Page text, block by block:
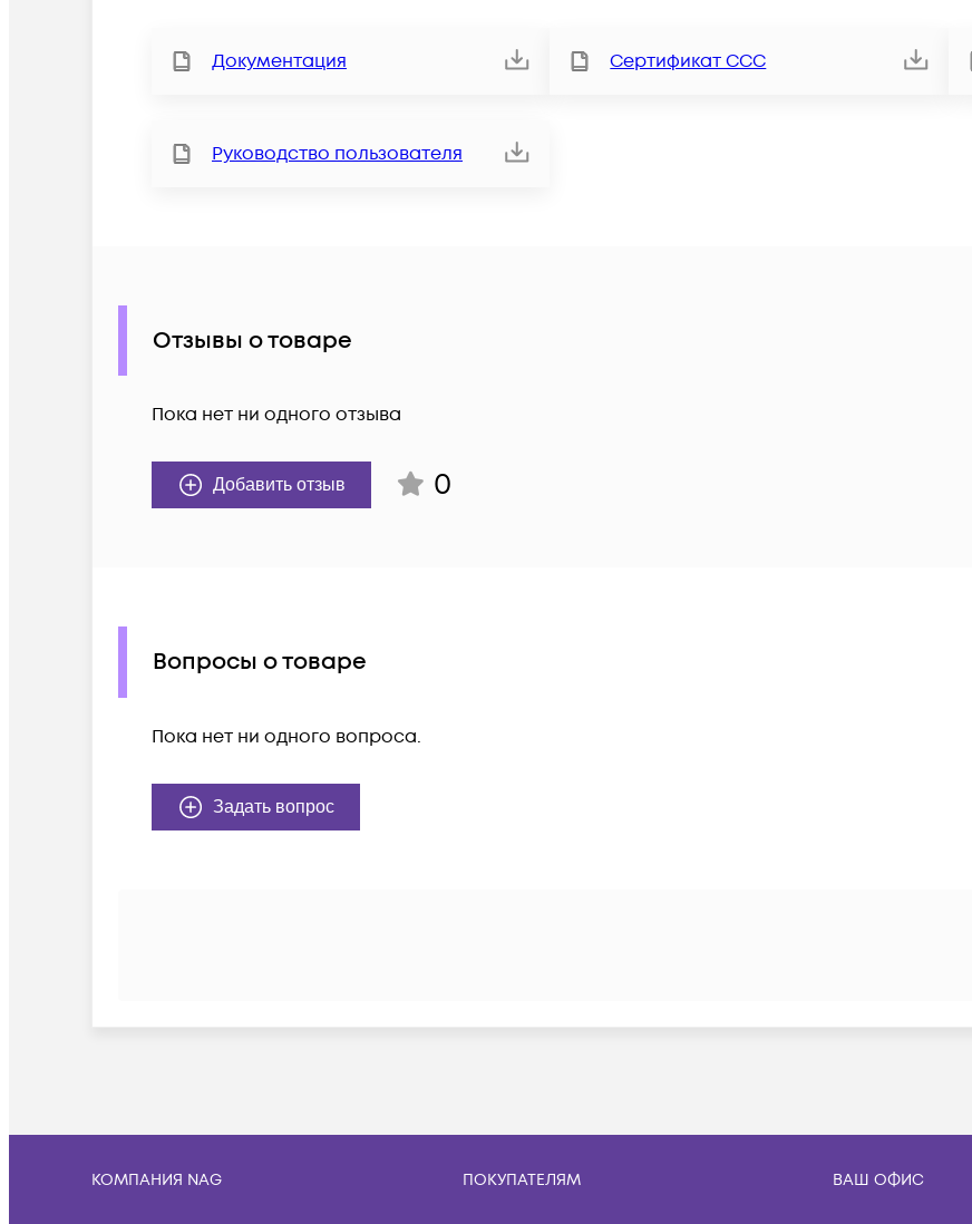
Документация
Руководство пользователя
Сертификат ССС
Отзывы о товаре
Пока нет ни одного отзыва
Добавить отзыв 0
Вопросы о товаре
Пока нет ни одного вопроса.
Задать вопрос
КОМПАНИЯ NAG ПОКУПАТЕЛЯМ ВАШ ОФИС